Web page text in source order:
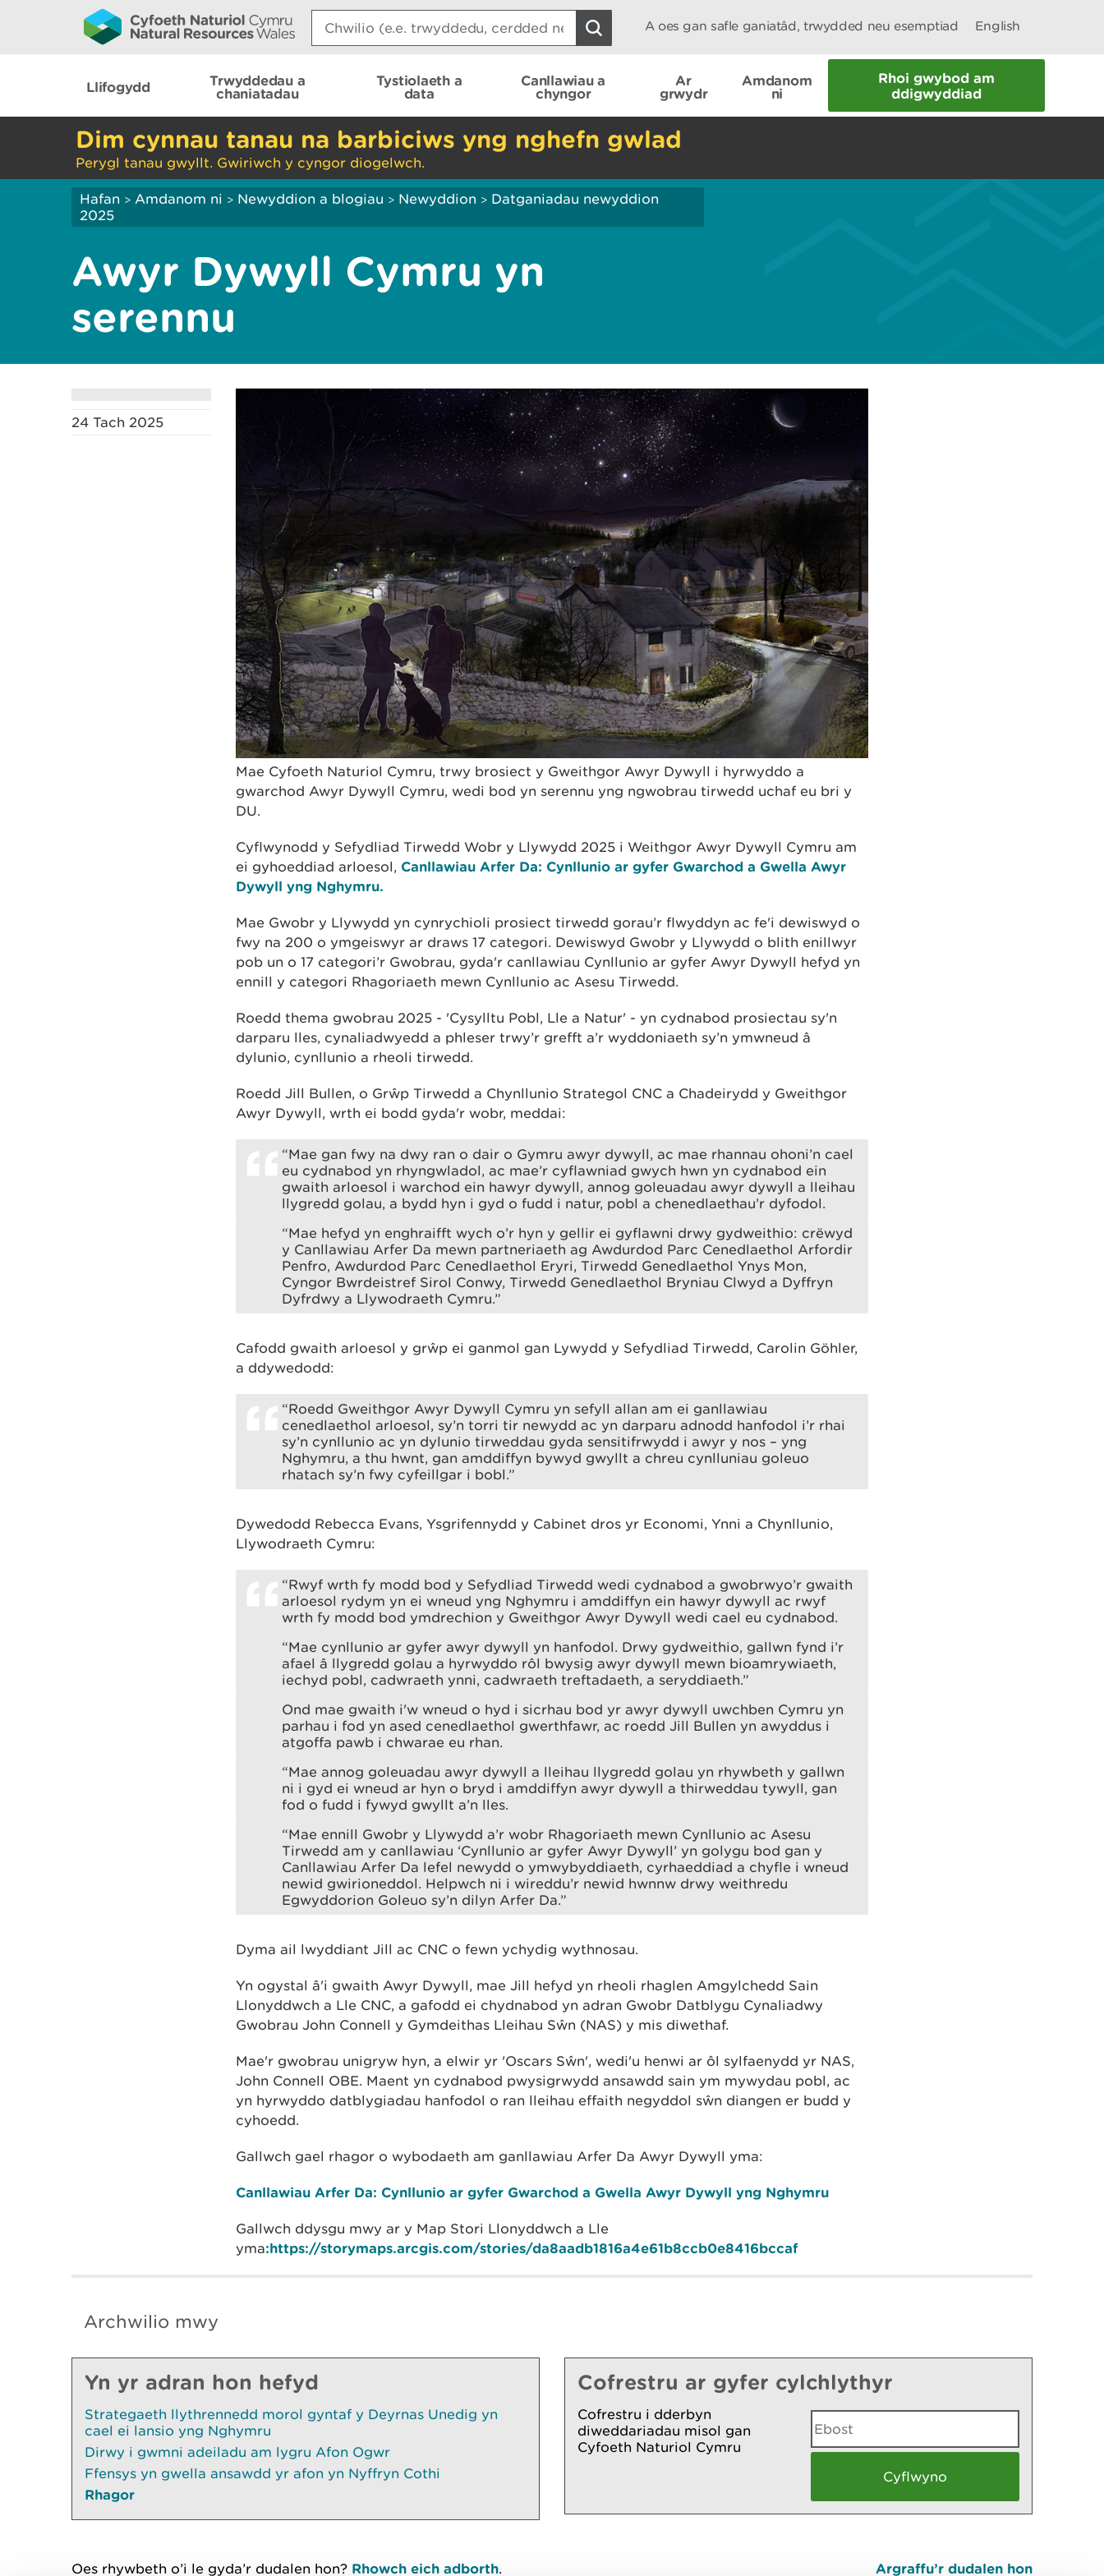
Search:
A oes gan safle ganiatâd, trwydded neu esemptiad English
Llifogydd
Trwyddedau a
chaniatadau
Tystiolaeth a
data
Canllawiau a
chyngor
Ar
grwydr
Amdanom
ni
Rhoi gwybod am
ddigwyddiad
Dim cynnau tanau na barbiciws yng nghefn gwlad
Perygl tanau gwyllt. Gwiriwch y cyngor diogelwch.
Hafan > Amdanom ni > Newyddion a blogiau > Newyddion > Datganiadau newyddion
2025
Awyr Dywyll Cymru yn
serennu
24 Tach 2025
Mae Cyfoeth Naturiol Cymru, trwy brosiect y Gweithgor Awyr Dywyll i hyrwyddo a
gwarchod Awyr Dywyll Cymru, wedi bod yn serennu yng ngwobrau tirwedd uchaf eu bri y
DU.
Cyflwynodd y Sefydliad Tirwedd Wobr y Llywydd 2025 i Weithgor Awyr Dywyll Cymru am
ei gyhoeddiad arloesol, Canllawiau Arfer Da: Cynllunio ar gyfer Gwarchod a Gwella Awyr
Dywyll yng Nghymru.
Mae Gwobr y Llywydd yn cynrychioli prosiect tirwedd gorau’r flwyddyn ac fe'i dewiswyd o
fwy na 200 o ymgeiswyr ar draws 17 categori. Dewiswyd Gwobr y Llywydd o blith enillwyr
pob un o 17 categori’r Gwobrau, gyda'r canllawiau Cynllunio ar gyfer Awyr Dywyll hefyd yn
ennill y categori Rhagoriaeth mewn Cynllunio ac Asesu Tirwedd.
Roedd thema gwobrau 2025 - 'Cysylltu Pobl, Lle a Natur' - yn cydnabod prosiectau sy'n
darparu lles, cynaliadwyedd a phleser trwy’r grefft a’r wyddoniaeth sy’n ymwneud â
dylunio, cynllunio a rheoli tirwedd.
Roedd Jill Bullen, o Grŵp Tirwedd a Chynllunio Strategol CNC a Chadeirydd y Gweithgor
Awyr Dywyll, wrth ei bodd gyda'r wobr, meddai:
“Mae gan fwy na dwy ran o dair o Gymru awyr dywyll, ac mae rhannau ohoni’n cael
eu cydnabod yn rhyngwladol, ac mae’r cyflawniad gwych hwn yn cydnabod ein
gwaith arloesol i warchod ein hawyr dywyll, annog goleuadau awyr dywyll a lleihau
llygredd golau, a bydd hyn i gyd o fudd i natur, pobl a chenedlaethau’r dyfodol.
“Mae hefyd yn enghraifft wych o’r hyn y gellir ei gyflawni drwy gydweithio: crëwyd
y Canllawiau Arfer Da mewn partneriaeth ag Awdurdod Parc Cenedlaethol Arfordir
Penfro, Awdurdod Parc Cenedlaethol Eryri, Tirwedd Genedlaethol Ynys Mon,
Cyngor Bwrdeistref Sirol Conwy, Tirwedd Genedlaethol Bryniau Clwyd a Dyffryn
Dyfrdwy a Llywodraeth Cymru.”
Cafodd gwaith arloesol y grŵp ei ganmol gan Lywydd y Sefydliad Tirwedd, Carolin Göhler,
a ddywedodd:
“Roedd Gweithgor Awyr Dywyll Cymru yn sefyll allan am ei ganllawiau
cenedlaethol arloesol, sy’n torri tir newydd ac yn darparu adnodd hanfodol i’r rhai
sy’n cynllunio ac yn dylunio tirweddau gyda sensitifrwydd i awyr y nos – yng
Nghymru, a thu hwnt, gan amddiffyn bywyd gwyllt a chreu cynlluniau goleuo
rhatach sy’n fwy cyfeillgar i bobl.”
Dywedodd Rebecca Evans, Ysgrifennydd y Cabinet dros yr Economi, Ynni a Chynllunio,
Llywodraeth Cymru:
“Rwyf wrth fy modd bod y Sefydliad Tirwedd wedi cydnabod a gwobrwyo’r gwaith
arloesol rydym yn ei wneud yng Nghymru i amddiffyn ein hawyr dywyll ac rwyf
wrth fy modd bod ymdrechion y Gweithgor Awyr Dywyll wedi cael eu cydnabod.
“Mae cynllunio ar gyfer awyr dywyll yn hanfodol. Drwy gydweithio, gallwn fynd i’r
afael â llygredd golau a hyrwyddo rôl bwysig awyr dywyll mewn bioamrywiaeth,
iechyd pobl, cadwraeth ynni, cadwraeth treftadaeth, a seryddiaeth.”
Ond mae gwaith i'w wneud o hyd i sicrhau bod yr awyr dywyll uwchben Cymru yn
parhau i fod yn ased cenedlaethol gwerthfawr, ac roedd Jill Bullen yn awyddus i
atgoffa pawb i chwarae eu rhan.
“Mae annog goleuadau awyr dywyll a lleihau llygredd golau yn rhywbeth y gallwn
ni i gyd ei wneud ar hyn o bryd i amddiffyn awyr dywyll a thirweddau tywyll, gan
fod o fudd i fywyd gwyllt a’n lles.
“Mae ennill Gwobr y Llywydd a’r wobr Rhagoriaeth mewn Cynllunio ac Asesu
Tirwedd am y canllawiau ‘Cynllunio ar gyfer Awyr Dywyll’ yn golygu bod gan y
Canllawiau Arfer Da lefel newydd o ymwybyddiaeth, cyrhaeddiad a chyfle i wneud
newid gwirioneddol. Helpwch ni i wireddu’r newid hwnnw drwy weithredu
Egwyddorion Goleuo sy’n dilyn Arfer Da.”
Dyma ail lwyddiant Jill ac CNC o fewn ychydig wythnosau.
Yn ogystal â'i gwaith Awyr Dywyll, mae Jill hefyd yn rheoli rhaglen Amgylchedd Sain
Llonyddwch a Lle CNC, a gafodd ei chydnabod yn adran Gwobr Datblygu Cynaliadwy
Gwobrau John Connell y Gymdeithas Lleihau Sŵn (NAS) y mis diwethaf.
Mae'r gwobrau unigryw hyn, a elwir yr 'Oscars Sŵn', wedi'u henwi ar ôl sylfaenydd yr NAS,
John Connell OBE. Maent yn cydnabod pwysigrwydd ansawdd sain ym mywydau pobl, ac
yn hyrwyddo datblygiadau hanfodol o ran lleihau effaith negyddol sŵn diangen er budd y
cyhoedd.
Gallwch gael rhagor o wybodaeth am ganllawiau Arfer Da Awyr Dywyll yma:
Canllawiau Arfer Da: Cynllunio ar gyfer Gwarchod a Gwella Awyr Dywyll yng Nghymru
Gallwch ddysgu mwy ar y Map Stori Llonyddwch a Lle
yma:https://storymaps.arcgis.com/stories/da8aadb1816a4e61b8ccb0e8416bccaf
Archwilio mwy
Yn yr adran hon hefyd
Strategaeth llythrennedd morol gyntaf y Deyrnas Unedig yn
cael ei lansio yng Nghymru
Dirwy i gwmni adeiladu am lygru Afon Ogwr
Ffensys yn gwella ansawdd yr afon yn Nyffryn Cothi
Rhagor
Cofrestru ar gyfer cylchlythyr
Cofrestru i dderbyn
diweddariadau misol gan
Cyfoeth Naturiol Cymru
Oes rhywbeth o’i le gyda’r dudalen hon? Rhowch eich adborth. Argraffu’r dudalen hon